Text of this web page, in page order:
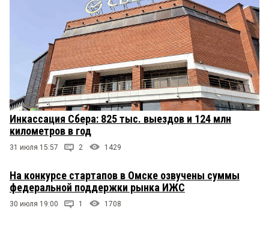
Инкассация Сбера: 825 тыс. выездов и 124 млн
километров в год
31 июля 15:57 2 1429
На конкурсе стартапов в Омске озвучены суммы
федеральной поддержки рынка ИЖС
30 июля 19:00 1 1708